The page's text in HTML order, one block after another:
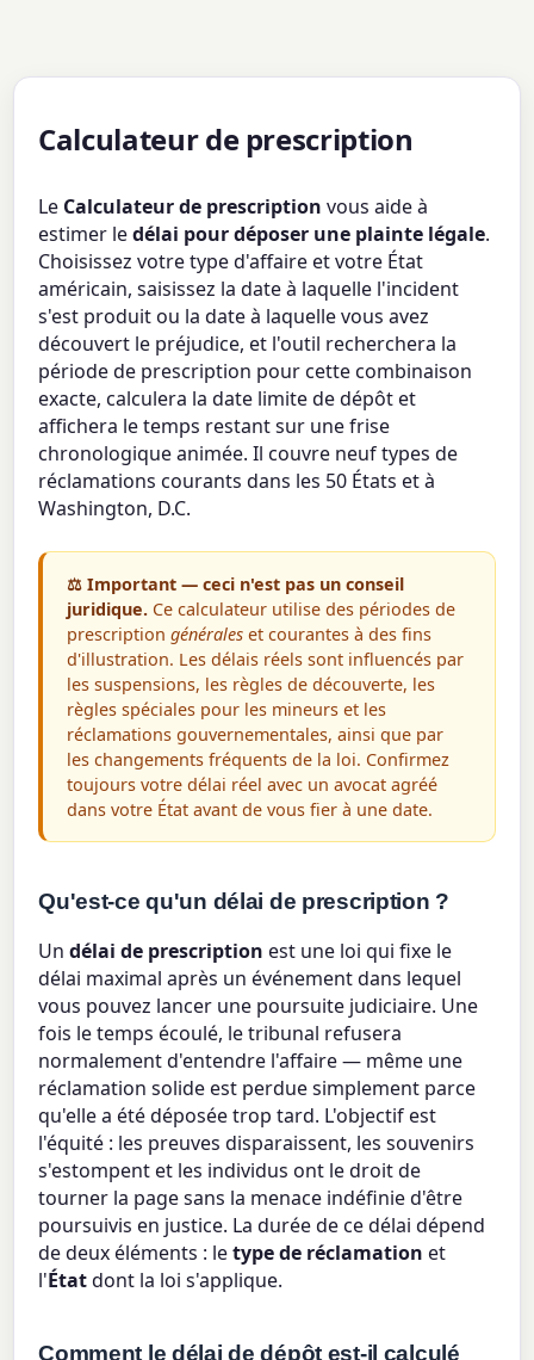
Calculateur de prescription
Le Calculateur de prescription vous aide à
estimer ledélai pour déposer une plainte légale.
Choisissez votre type d'affaire et votre État
américain, saisissez la date à laquelle l'incident
s'est produit ou la date à laquelle vous avez
découvert le préjudice, et l'outil recherchera la
période de prescription pour cette combinaison
exacte, calculera la date limite de dépôt et
affichera le temps restant sur une frise
chronologique animée. Il couvre neuf types de
réclamations courants dans les 50 États et à
Washington, D.C.
⚖️ Important — ceci n'est pas un conseil
juridique. Ce calculateur utilise des périodes de
prescriptiongénérales et courantes à des fins
d'illustration. Les délais réels sont influencés par
les suspensions, les règles de découverte, les
règles spéciales pour les mineurs et les
réclamations gouvernementales, ainsi que par
les changements fréquents de la loi. Confirmez
toujours votre délai réel avec un avocat agréé
dans votre État avant de vous fier à une date.
Qu'est-ce qu'un délai de prescription ?
Undélai de prescription est une loi qui fixe le
délai maximal après un événement dans lequel
vous pouvez lancer une poursuite judiciaire. Une
fois le temps écoulé, le tribunal refusera
normalement d'entendre l'affaire — même une
réclamation solide est perdue simplement parce
qu'elle a été déposée trop tard. L'objectif est
l'équité : les preuves disparaissent, les souvenirs
s'estompent et les individus ont le droit de
tourner la page sans la menace indéfinie d'être
poursuivis en justice. La durée de ce délai dépend
de deux éléments : letype de réclamation et
l'Étatdont la loi s'applique.
Comment le délai de dépôt est-il calculé